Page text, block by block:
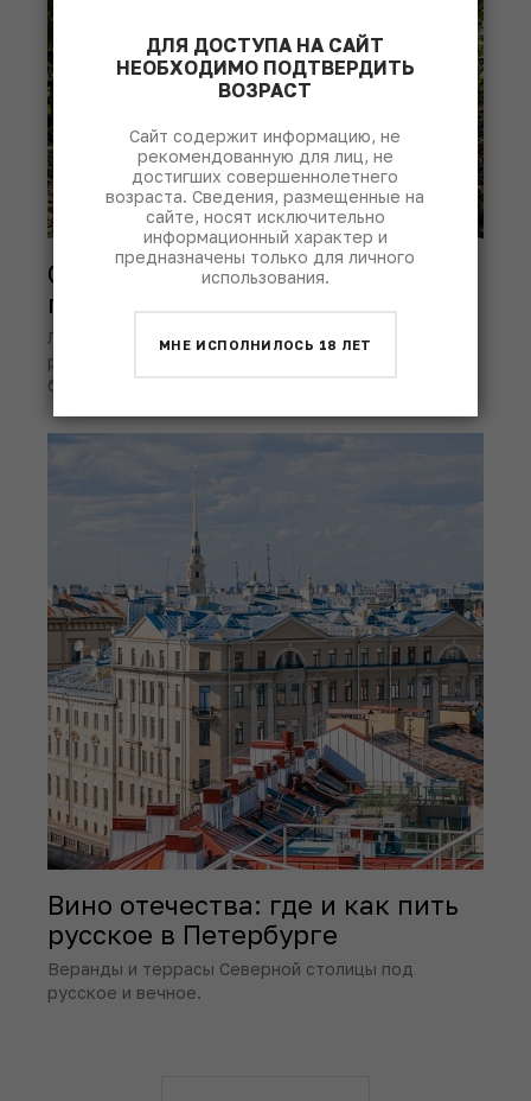
Сицилия: история острова в
пяти бутылках
Лучший способ понять культурный код этого
региона – поместить вино в контекст времени и в
бокал, конечно.
Вино отечества: где и как пить
русское в Петербурге
Веранды и террасы Северной столицы под
русское и вечное.
ДЛЯ ДОСТУПА НА САЙТ
НЕОБХОДИМО ПОДТВЕРДИТЬ
ВОЗРАСТ
Сайт содержит информацию, не
рекомендованную для лиц, не
достигших совершеннолетнего
возраста. Сведения, размещенные на
сайте, носят исключительно
информационный характер и
предназначены только для личного
использования.
МНЕ ИСПОЛНИЛОСЬ 18 ЛЕТ